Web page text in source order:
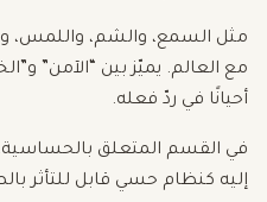
مثل السمع، والشم، واللمس،
مع العالم. يميّز بين “الآمن”
أحيانًا في ردّ فعله.
في القسم المتعلق بالحساسية،
إليه كنظام حسي قابل للتأثر